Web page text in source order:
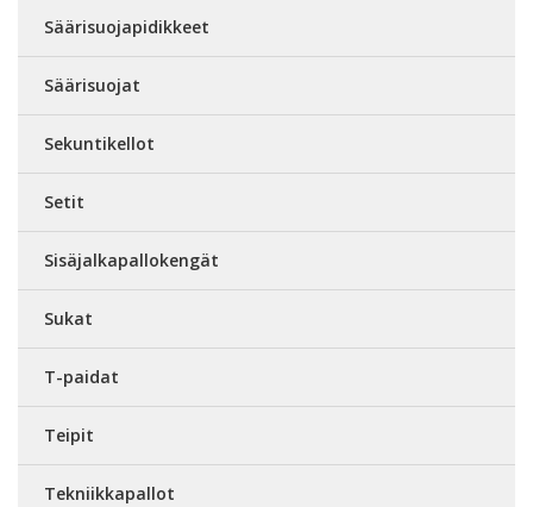
Säärisuojapidikkeet
Säärisuojat
Sekuntikellot
Setit
Sisäjalkapallokengät
Sukat
T-paidat
Teipit
Tekniikkapallot